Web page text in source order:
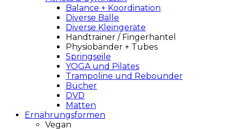
Balance + Koordination
Diverse Bälle
Diverse Kleingeräte
Handtrainer / Fingerhantel
Physiobänder + Tubes
Springseile
YOGA und Pilates
Trampoline und Rebounder
Bücher
DVD
Matten
Ernährungsformen
Vegan